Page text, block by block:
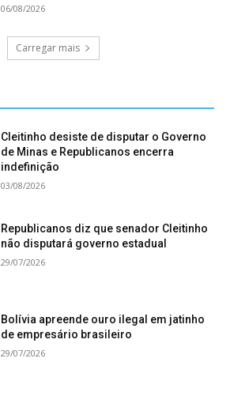
06/08/2026
Carregar mais
Cleitinho desiste de disputar o Governo
de Minas e Republicanos encerra
indefinição
03/08/2026
Republicanos diz que senador Cleitinho
não disputará governo estadual
29/07/2026
Bolívia apreende ouro ilegal em jatinho
de empresário brasileiro
29/07/2026